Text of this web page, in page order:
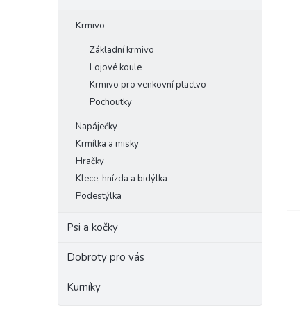
Krmivo
Základní krmivo
Lojové koule
Krmivo pro venkovní ptactvo
Pochoutky
Napáječky
Krmítka a misky
Hračky
Klece, hnízda a bidýlka
Podestýlka
Psi a kočky
Dobroty pro vás
Kurníky